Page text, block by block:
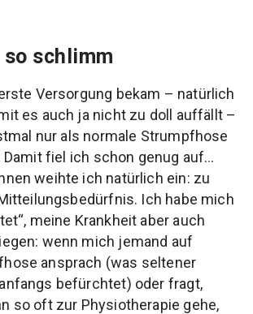
schlimm
Versorgung bekam – natürlich
es auch ja nicht zu doll auffällt –
nur als normale Strumpfhose
Damit fiel ich schon genug auf…
weihte ich natürlich ein: zu
Ich habe mich
meine Krankheit aber auch
wenn mich jemand auf
ansprach (was seltener
befürchtet) oder fragt,
so oft zur Physiotherapie gehe,